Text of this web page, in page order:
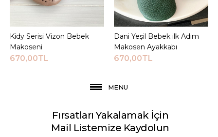
Sepete Ekle
Kidy Serisi Vizon Bebek
Makoseni
670,00TL
Sepete Ekle
Dani Yeşil Bebek ilk Adım
Makosen Ayakkabı
670,00TL
MENU
Fırsatları Yakalamak İçin
Mail Listemize Kaydolun